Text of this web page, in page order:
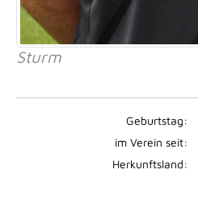
Sturm
Geburtstag:
im Verein seit:
Herkunftsland: